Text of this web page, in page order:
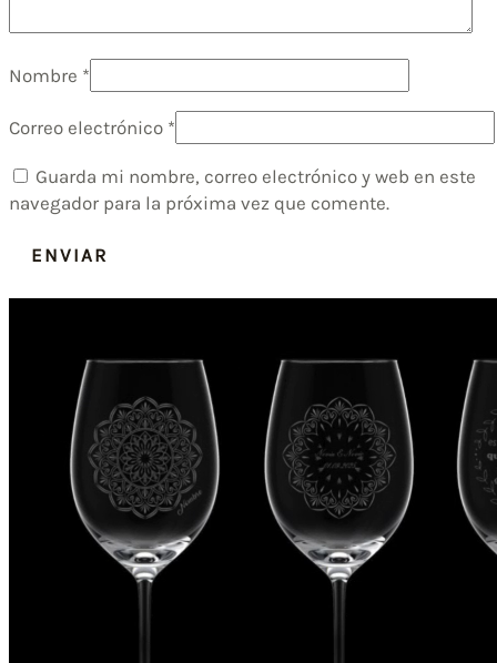
Nombre *
Correo electrónico *
Guarda mi nombre, correo electrónico y web en este
navegador para la próxima vez que comente.